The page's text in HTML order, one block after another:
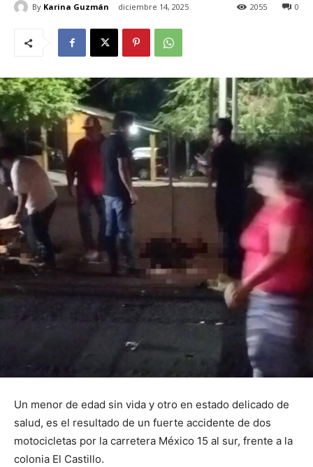
By Karina Guzmán diciembre 14, 2025 0
2055
Un menor de edad sin vida y otro en estado delicado de
salud, es el resultado de un fuerte accidente de dos
motocicletas por la carretera México 15 al sur, frente a la
colonia El Castillo.